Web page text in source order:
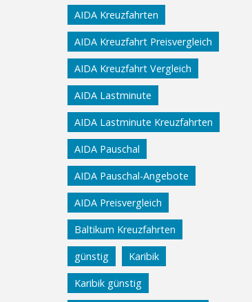
AIDA Kreuzfahrten
AIDA Kreuzfahrt Preisvergleich
AIDA Kreuzfahrt Vergleich
AIDA Lastminute
AIDA Lastminute Kreuzfahrten
AIDA Pauschal
AIDA Pauschal-Angebote
AIDA Preisvergleich
Baltikum Kreuzfahrten
günstig Karibik
Karibik günstig